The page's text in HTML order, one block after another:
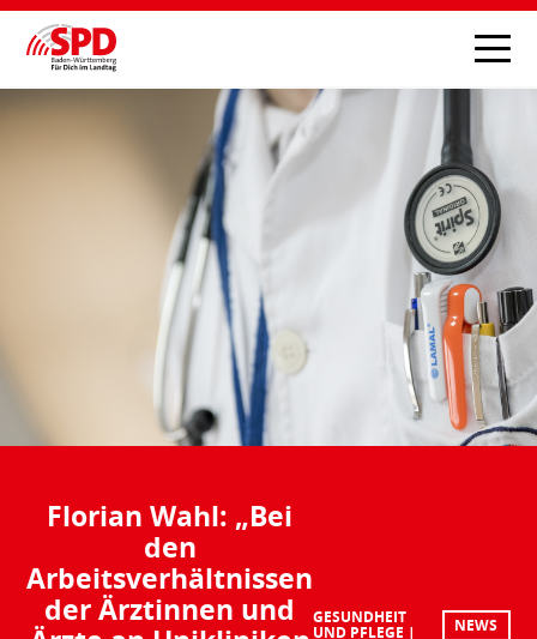
Florian Wahl: „Bei
den
Arbeitsverhältnissen
der Ärztinnen und
GESUNDHEIT
UND PFLEGE NEWS